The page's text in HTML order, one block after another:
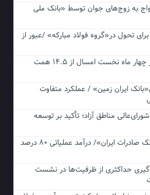
وام ازدواج به زوج‌های جوان توسط «بانک ملی
کلیدی برای تحول در«گروه فولاد مبارکه» /عبور از
حق بیمه تولیدی«بیمه ملت» در چهار ماه نخست امسال از ۱۴.۵ همت
ایران زمین» / عملکرد متفاوت
مناطق آزاد؛ تأکید بر توسعه
تغییر مثبت در عملکرد مالی «بانک صادرات ایران»/ درآمد عملیاتی ۸۰ درصد
حداکثری از ظرفیت‌ها در نشست